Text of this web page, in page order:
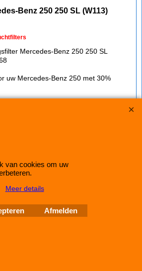
Benz 250 250 SL (W113)
Mercedes-Benz 250 250 SL
uw Mercedes-Benz 250 met 30%
L-Tec Shop 2026
Tuning 28 jaar jong
Webwinkel gemaakt met
van cookies om uw
Meer details
Afmelden